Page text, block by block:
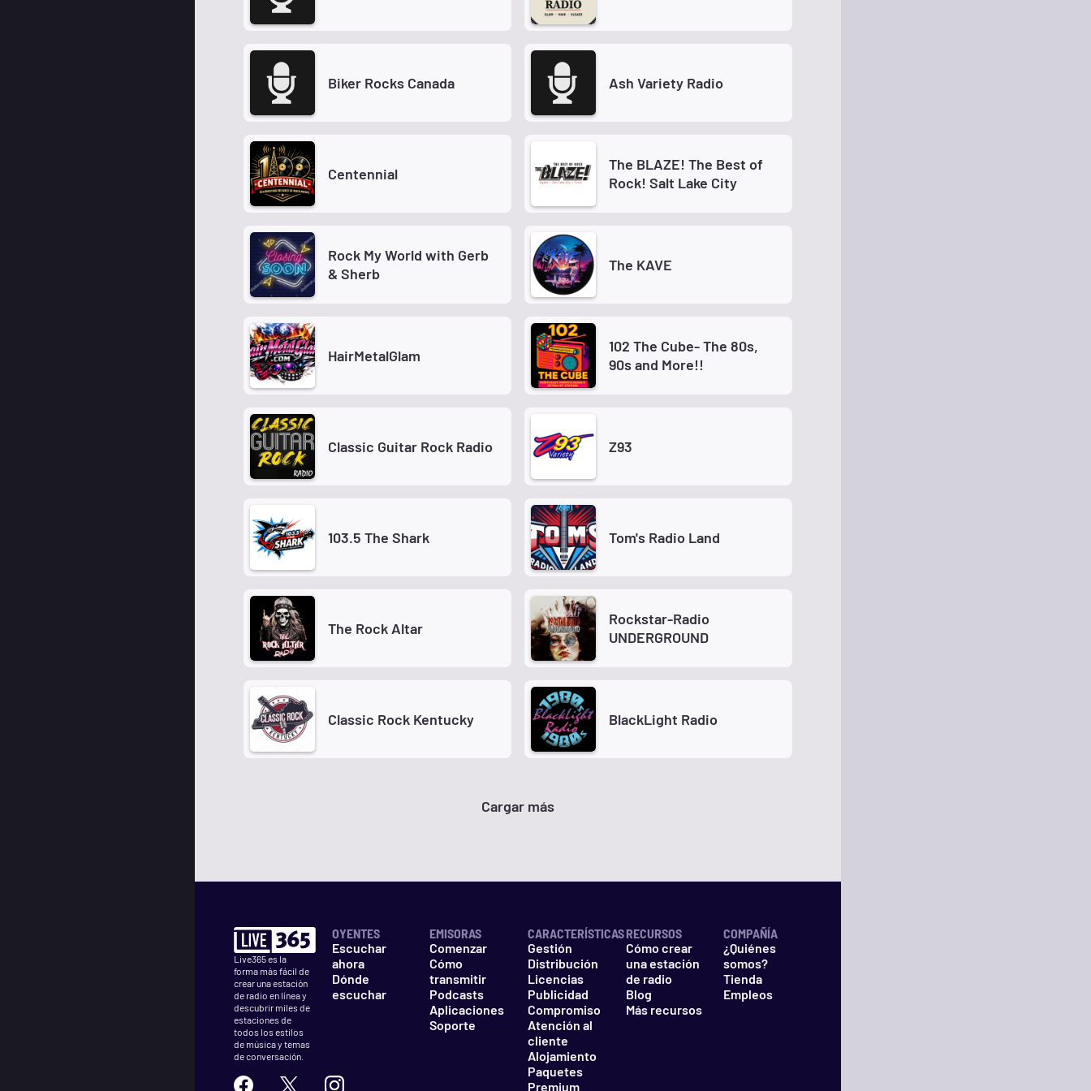
Biker Rocks Canada Ash Variety Radio
Centennial
The BLAZE! The Best of
Rock! Salt Lake City
Rock My World with Gerb
& Sherb
The KAVE
HairMetalGlam
102 The Cube- The 80s,
90s and More!!
Classic Guitar Rock Radio Z93
103.5 The Shark Tom's Radio Land
The Rock Altar
Rockstar-Radio
UNDERGROUND
Classic Rock Kentucky BlackLight Radio
Cargar más
Live365 es la
forma más fácil de
crear una estación
de radio en línea y
descubrir miles de
estaciones de
todos los estilos
de música y temas
de conversación.
OYENTES
Escuchar
ahora
Dónde
escuchar
EMISORAS
Comenzar
Cómo
transmitir
Podcasts
Aplicaciones
Soporte
CARACTERÍSTICAS
Gestión
Distribución
Licencias
Publicidad
Compromiso
Atención al
cliente
Alojamiento
Paquetes
Premium
RECURSOS
Cómo crear
una estación
de radio
Blog
Más recursos
COMPAÑÍA
¿Quiénes
somos?
Tienda
Empleos